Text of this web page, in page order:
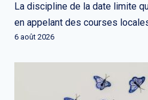
La discipline de la date limite
en appelant des courses
6 août 2026